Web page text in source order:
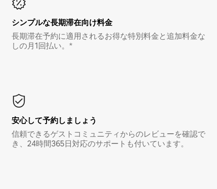
シンプルな長期滞在向け料金
長期滞在予約に適用されるお得な特別料金と追加料金な
しの月1回払い。*
安心して予約しましょう
信頼できるゲストコミュニティからのレビューを確認で
き、24時間365日対応のサポートも付いています。